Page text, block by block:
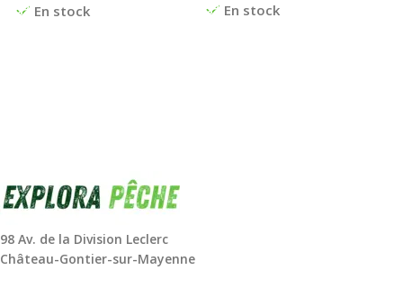
En stock En stock
98 Av. de la Division Leclerc
Château-Gontier-sur-Mayenne